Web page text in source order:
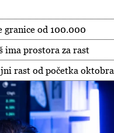
od 100.000
ima prostora za rast
rast od početka oktobra